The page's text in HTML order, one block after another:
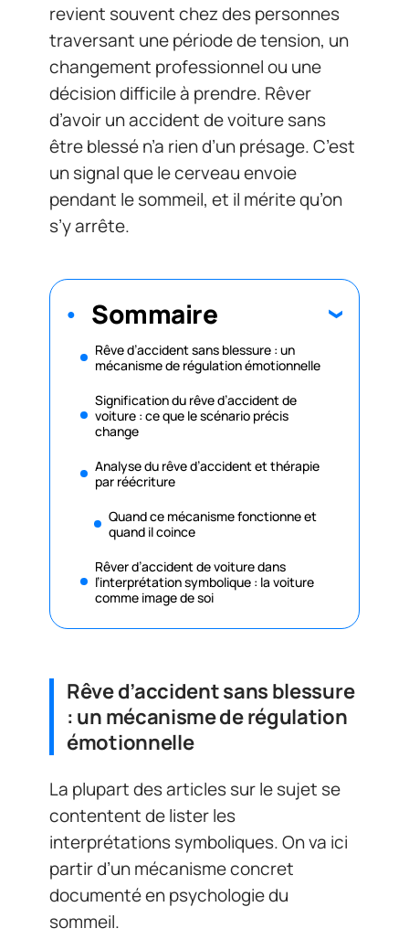
revient souvent chez des personnes
traversant une période de tension, un
changement professionnel ou une
décision difficile à prendre. Rêver
d’avoir un accident de voiture sans
être blessé n’a rien d’un présage. C’est
un signal que le cerveau envoie
pendant le sommeil, et il mérite qu’on
s’y arrête.
Sommaire
Rêve d’accident sans blessure : un
mécanisme de régulation émotionnelle
Signification du rêve d’accident de
voiture : ce que le scénario précis
change
Analyse du rêve d’accident et thérapie
par réécriture
Quand ce mécanisme fonctionne et
quand il coince
Rêver d’accident de voiture dans
l’interprétation symbolique : la voiture
comme image de soi
Rêve d’accident sans blessure
: un mécanisme de régulation
émotionnelle
La plupart des articles sur le sujet se
contentent de lister les
interprétations symboliques. On va ici
partir d’un mécanisme concret
documenté en psychologie du
sommeil.